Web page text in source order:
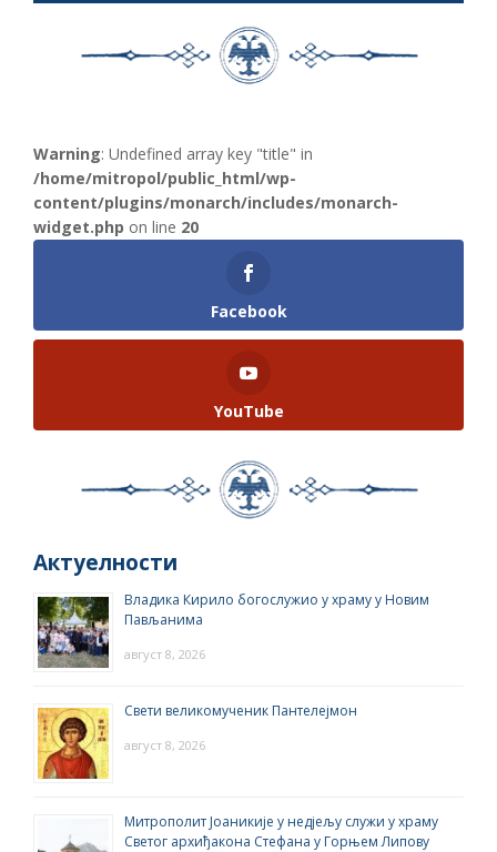
Warning: Undefined array key "title" in
/home/mitropol/public_html/wp-
content/plugins/monarch/includes/monarch-
widget.php on line 20
Facebook
YouTube
Актуелности
Владика Кирило богослужио у храму у Новим
Пављанима
август 8, 2026
Свети великомученик Пантелејмон
август 8, 2026
Митрополит Јоаникије у недјељу служи у храму
Светог архиђакона Стефана у Горњем Липову